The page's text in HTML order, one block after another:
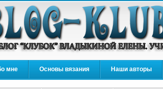
мне Основы вязания Наши авторы